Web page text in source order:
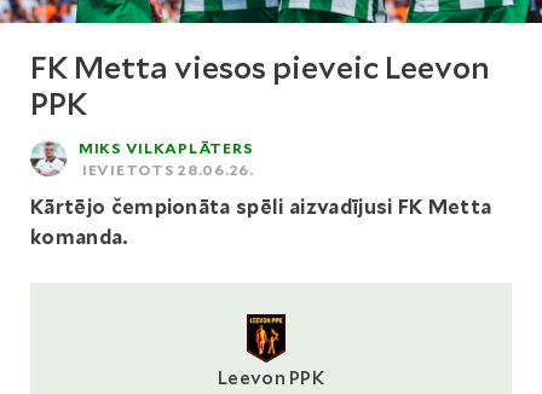
FK Metta viesos pieveic Leevon
PPK
MIKS VILKAPLĀTERS
IEVIETOTS 28.06.26.
Kārtējo čempionāta spēli aizvadījusi FK Metta
komanda.
Leevon PPK